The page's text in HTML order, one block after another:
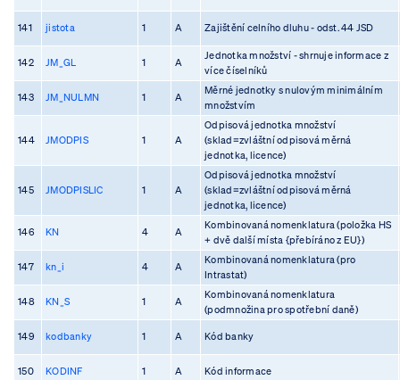
141 jistota 1 A Zajištění celního dluhu - odst. 44 JSD
142 JM_GL 1 A
Jednotka množství - shrnuje informace z
více číselníků
143 JM_NULMN 1 A
Měrné jednotky s nulovým minimálním
množstvím
144 JMODPIS 1 A
Odpisová jednotka množství
(sklad=zvláštní odpisová měrná
jednotka, licence)
145 JMODPISLIC 1 A
Odpisová jednotka množství
(sklad=zvláštní odpisová měrná
jednotka, licence)
146 KN 4 A
Kombinovaná nomenklatura (položka HS
+ dvě další místa {přebíráno z EU})
147 kn_i 4 A
Kombinovaná nomenklatura (pro
Intrastat)
148 KN_S 1 A
Kombinovaná nomenklatura
(podmnožina pro spotřební daně)
149 kodbanky 1 A Kód banky
150 KODINF 1 A Kód informace